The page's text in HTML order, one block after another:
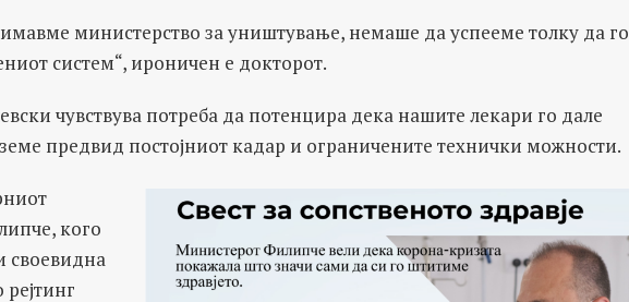
министерство за уништување, немаше да успееме толку да го
систем“, ироничен е докторот.
чувствува потреба да потенцира дека нашите лекари го дале
предвид постојниот кадар и ограничените технички можности.
кого
своевидна